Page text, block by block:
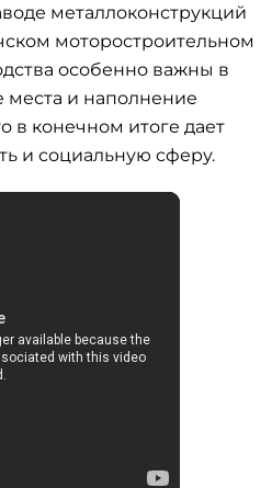
металлоконструкций
моторостроительном
особенно важны в
места и наполнение
в конечном итоге дает
и социальную сферу.